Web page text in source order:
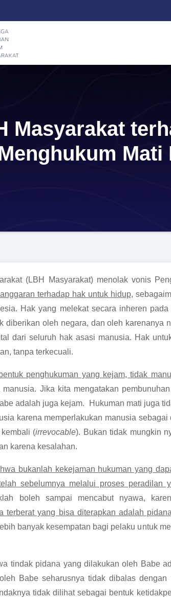
Masyarakat
(LBH Masyarakat) menolak vonis
terhadap hak untuk hidup,
Hak yang melekat secara inheren
diberikan oleh negara, dan oleh
dari seluruh hak asasi manusia. Hak
tanpa terkecuali.
penghukuman yang kejam, tidak
Jika kita mengatakan
adalah juga kejam. Hukuman mati juga
karena memperlakukan manusia
(irrevocable). Bukan tidak mungkin
karena kesalahan.
bukanlah kekejaman hukuman yang
sebelumnya melalui proses peradilan
boleh sampai mencabut nyawa,
terberat yang bisa diterapkan adalah
banyak kesempatan bagi pelaku untuk
tindak pidana yang dilakukan oleh Babe
Babe seharusnya tidak dibalas
tidak dilihat sebagai bentuk